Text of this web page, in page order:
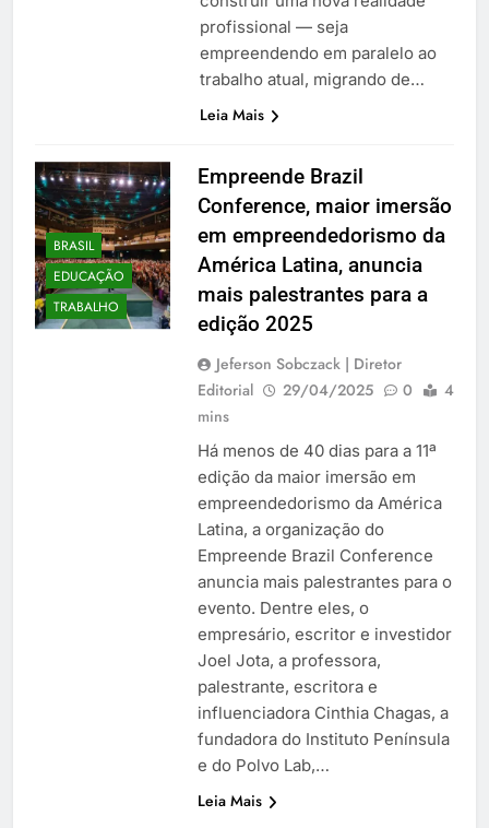
profissional — seja
empreendendo em paralelo ao
trabalho atual, migrando de…
Leia Mais
BRASIL
EDUCAÇÃO
TRABALHO
Empreende Brazil
Conference, maior imersão
em empreendedorismo da
América Latina, anuncia
mais palestrantes para a
edição 2025
Jeferson Sobczack | Diretor
Editorial
29/04/2025 0
4
mins
Há menos de 40 dias para a 11ª
edição da maior imersão em
empreendedorismo da América
Latina, a organização do
Empreende Brazil Conference
anuncia mais palestrantes para o
evento. Dentre eles, o
empresário, escritor e investidor
Joel Jota, a professora,
palestrante, escritora e
influenciadora Cinthia Chagas, a
fundadora do Instituto Península
e do Polvo Lab,…
Leia Mais